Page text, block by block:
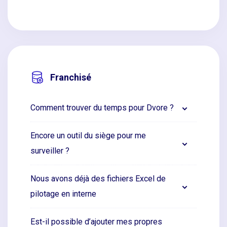
Franchisé
Comment trouver du temps pour Dvore ?
Encore un outil du siège pour me
surveiller ?
Nous avons déjà des fichiers Excel de
pilotage en interne
Est-il possible d’ajouter mes propres